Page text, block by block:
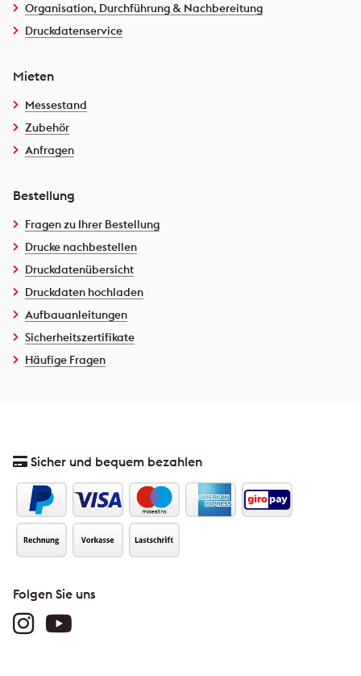
Organisation, Durchführung & Nachbereitung
Druckdatenservice
Mieten
Messestand
Zubehör
Anfragen
Bestellung
Fragen zu Ihrer Bestellung
Drucke nachbestellen
Druckdatenübersicht
Druckdaten hochladen
Aufbauanleitungen
Sicherheitszertifikate
Häufige Fragen
Sicher und bequem bezahlen
Folgen Sie uns